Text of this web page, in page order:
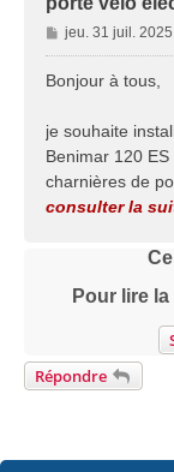
M
e
g
e
jeu. 31 juil.
Bonjour à tous,
je souhaite
Benimar 120
charnières de
consulter la
Pour lire
Répondre